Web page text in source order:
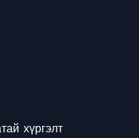
хүргэлт